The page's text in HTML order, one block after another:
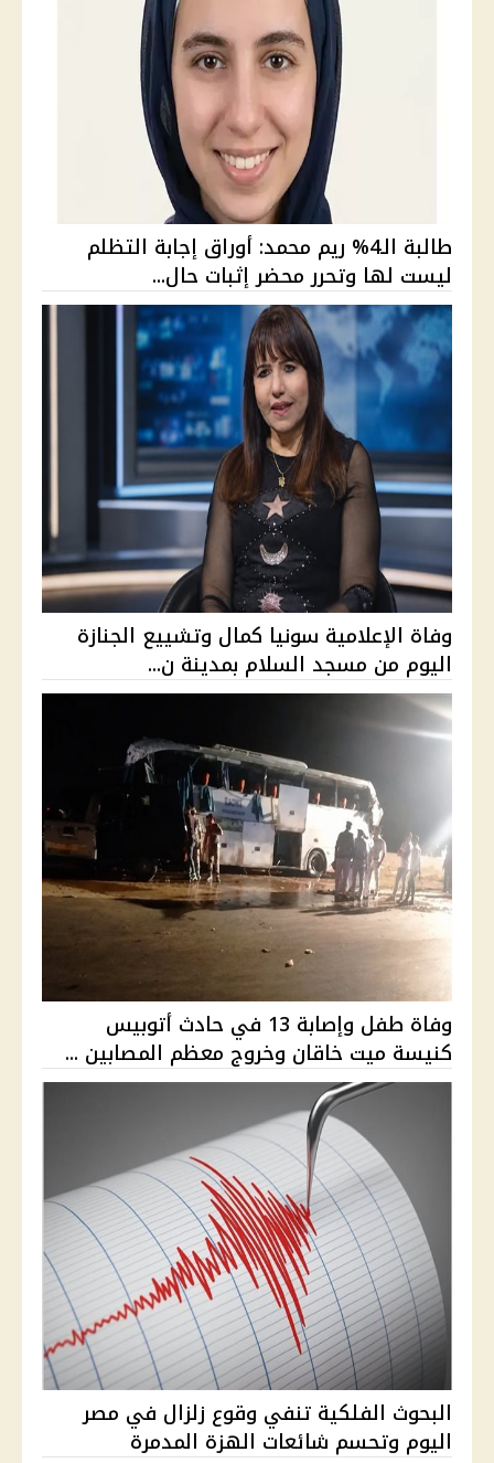
طالبة الـ4% ريم محمد: أوراق إجابة التظلم
ليست لها وتحرر محضر إثبات حال...
وفاة الإعلامية سونيا كمال وتشييع الجنازة
اليوم من مسجد السلام بمدينة ن...
وفاة طفل وإصابة 13 في حادث أتوبيس
كنيسة ميت خاقان وخروج معظم المصابين ...
البحوث الفلكية تنفي وقوع زلزال في مصر
اليوم وتحسم شائعات الهزة المدمرة